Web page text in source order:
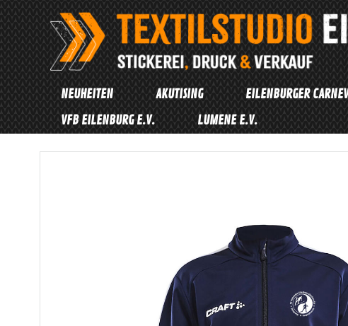
Zum
Inhalt
springen
NEUHEITEN AKUTISING EILENBURGER
VFB EILENBURG E.V.
LUMENE E.V.